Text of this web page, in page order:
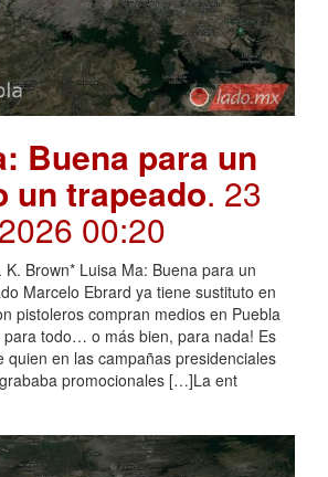
Buena para un
un trapeado. 23
00:20
K. Brown* Luisa Ma: Buena para un
Marcelo Ebrard ya tiene sustituto en
pistoleros compran medios en Puebla
para todo… o más bien, para nada! Es
quien en las campañas presidenciales
promocionales […]La ent